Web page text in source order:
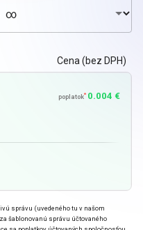
Cena (bez DPH)
poplatok* 0.004 €
správu (uvedeného tu v našom
šablonovanú správu účtovaného